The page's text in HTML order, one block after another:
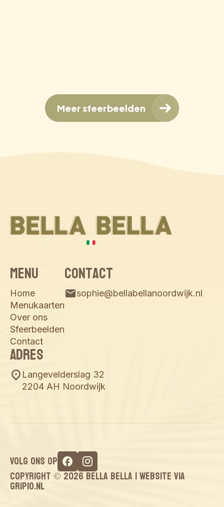
Meer sfeerbeelden
Menu
Home
Menukaarten
Over ons
Sfeerbeelden
Contact
Contact
sophie@bellabellanoordwijk.nl
Adres
Langevelderslag 32
2204 AH Noordwijk
Copyright ©2026Bella Bella |Website via
Gripio.nl
Volg ons op